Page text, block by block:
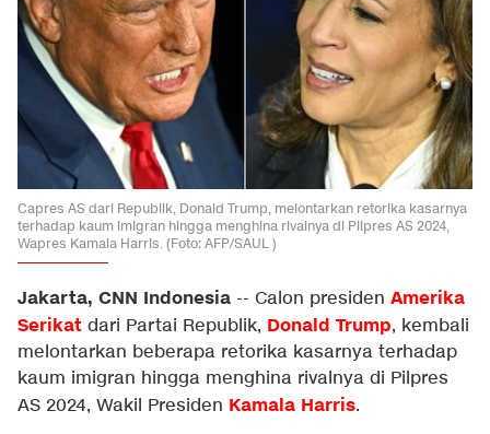
Capres AS dari Republik, Donald Trump, melontarkan retorika kasarnya
terhadap kaum imigran hingga menghina rivalnya di Pilpres AS 2024,
Wapres Kamala Harris. (Foto: AFP/SAUL )
Jakarta, CNN Indonesia -- Calon presiden Amerika
Serikat dari Partai Republik, Donald Trump, kembali
melontarkan beberapa retorika kasarnya terhadap
kaum imigran hingga menghina rivalnya di Pilpres
AS 2024, Wakil Presiden Kamala Harris.